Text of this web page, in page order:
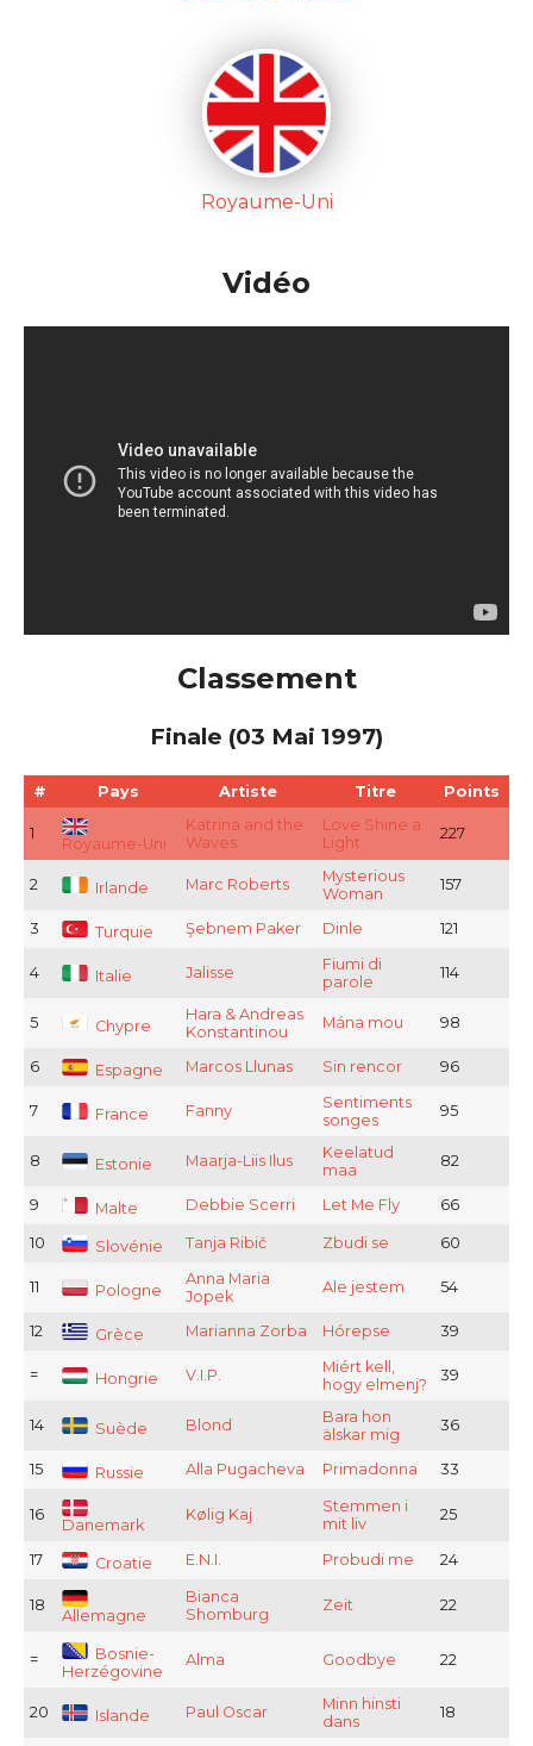
Royaume-Uni
Vidéo
Classement
Finale (03 Mai 1997)
# Pays Artiste Titre Points
1
Royaume-Uni
Katrina and the
Waves
Love Shine a
Light
227
2 Irlande Marc Roberts
Mysterious
Woman
157
3 Turquie Şebnem Paker Dinle 121
4 Italie Jalisse
Fiumi di
parole
114
5 Chypre
Hara & Andreas
Konstantinou
Mána mou 98
6 Espagne Marcos Llunas Sin rencor 96
7 France Fanny
Sentiments
songes
95
8 Estonie Maarja-Liis Ilus
Keelatud
maa
82
9 Malte Debbie Scerri Let Me Fly 66
10 Slovénie Tanja Ribič Zbudi se 60
11 Pologne
Anna Maria
Jopek
Ale jestem 54
12 Grèce Marianna Zorba Hórepse 39
= Hongrie V.I.P.
Miért kell,
hogy elmenj?
39
14 Suède Blond
Bara hon
älskar mig
36
15 Russie Alla Pugacheva Primadonna 33
16
Danemark
Kølig Kaj
Stemmen i
mit liv
25
17 Croatie E.N.I. Probudi me 24
18
Allemagne
Bianca
Shomburg
Zeit 22
=
Bosnie-
Herzégovine
Alma Goodbye 22
20 Islande Paul Oscar
Minn hinsti
dans
18